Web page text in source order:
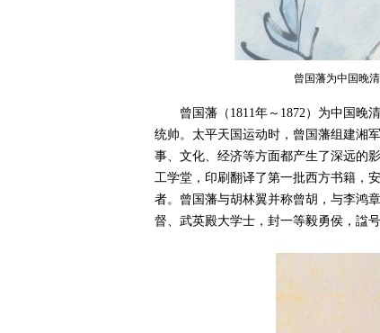
曾国藩为中国晚
曾国藩（1811年～1872）为中国晚
统帅。太平天国运动时，曾国藩组建湘
事、文化、经济等方面都产生了深远的
工学堂，印刷翻译了第一批西方书籍，
者。曾国藩与胡林翼并称曾胡，与李鸿
督、武英殿大学士，封一等毅勇侯，諡